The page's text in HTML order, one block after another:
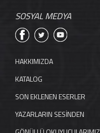
SOSYAL MEDYA
HAKKIMIZDA
KATALOG
SON EKLENEN ESERLER
YAZARLARIN SESİNDEN